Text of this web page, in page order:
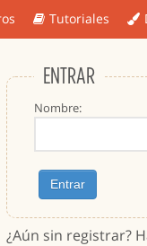
Tutoriales
ENTRAR
Nombre:
¿Aún sin registrar?